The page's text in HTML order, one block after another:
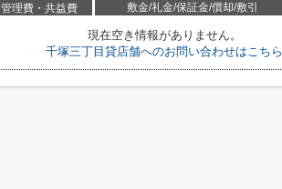
管理費・共益費 敷金/礼金/保証金/償却/敷引
現在空き情報がありません。
千塚三丁目貸店舗へのお問い合わせはこちら